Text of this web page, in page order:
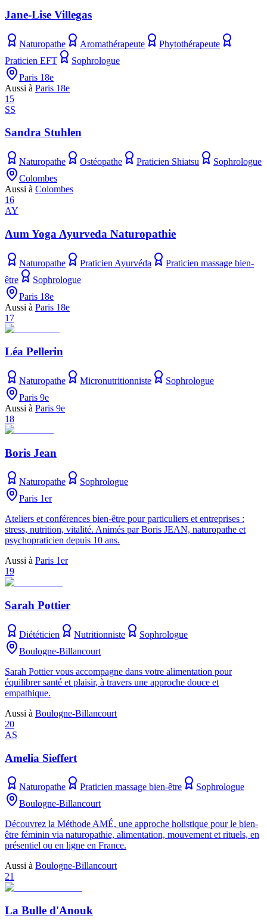
Jane-Lise Villegas
Naturopathe Aromathérapeute
Phytothérapeute
Praticien EFT
Sophrologue
Paris 18e
Aussi à Paris 18e
15
SS
Sandra Stuhlen
Naturopathe Ostéopathe Praticien Shiatsu
Sophrologue
Colombes
Aussi à Colombes
16
AY
Aum Yoga Ayurveda Naturopathie
Naturopathe Praticien Ayurvéda
Praticien massage bien-
être
Sophrologue
Paris 18e
Aussi à Paris 18e
17
Léa Pellerin
Naturopathe Micronutritionniste
Sophrologue
Paris 9e
Aussi à Paris 9e
18
Boris Jean
Naturopathe
Sophrologue
Paris 1er
Ateliers et conférences bien-être pour particuliers et entreprises :
stress, nutrition, vitalité. Animés par Boris JEAN, naturopathe et
psychopraticien depuis 10 ans.
Aussi à Paris 1er
19
Sarah Pottier
Diététicien Nutritionniste
Sophrologue
Boulogne-Billancourt
Sarah Pottier vous accompagne dans votre alimentation pour
équilibrer santé et plaisir, à travers une approche douce et
empathique.
Aussi à Boulogne-Billancourt
20
AS
Amelia Sieffert
Naturopathe Praticien massage bien-être
Sophrologue
Boulogne-Billancourt
Découvrez la Méthode AMÉ, une approche holistique pour le bien-
être féminin via naturopathie, alimentation, mouvement et rituels, en
présentiel ou en ligne en France.
Aussi à Boulogne-Billancourt
21
La Bulle d'Anouk